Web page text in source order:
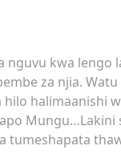
nguvu kwa lengo
za njia.
halimaanishi
Mungu…Lakini
tumeshapata